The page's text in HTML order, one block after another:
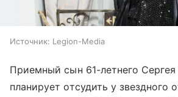
Источник: Legion-Media
Приемный сын 61-летнего Сергея
планирует отсудить у звездного